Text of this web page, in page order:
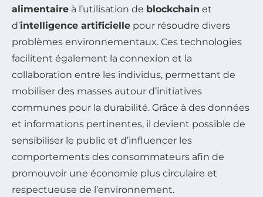
alimentaire à l’utilisation de blockchain et
d’intelligence artificielle pour résoudre divers
problèmes environnementaux. Ces technologies
facilitent également la connexion et la
collaboration entre les individus, permettant de
mobiliser des masses autour d’initiatives
communes pour la durabilité. Grâce à des données
et informations pertinentes, il devient possible de
sensibiliser le public et d’influencer les
comportements des consommateurs afin de
promouvoir une économie plus circulaire et
respectueuse de l’environnement.